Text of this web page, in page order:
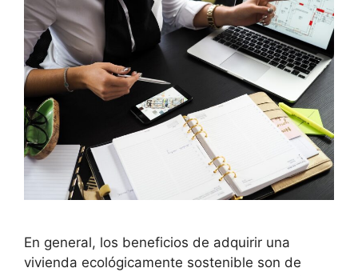
En general, los beneficios de adquirir una
vivienda ecológicamente sostenible son de